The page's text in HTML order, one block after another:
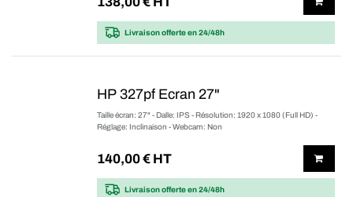
Livraison offerteen 24/48h
HP 327pf Ecran 27"
Taille écran: 27" - Dalle: IPS - Résolution: 1920 x 1080 (Full HD) -
Réglage: Inclinaison - Webcam: Non
140,00€ HT
Livraison offerteen 24/48h